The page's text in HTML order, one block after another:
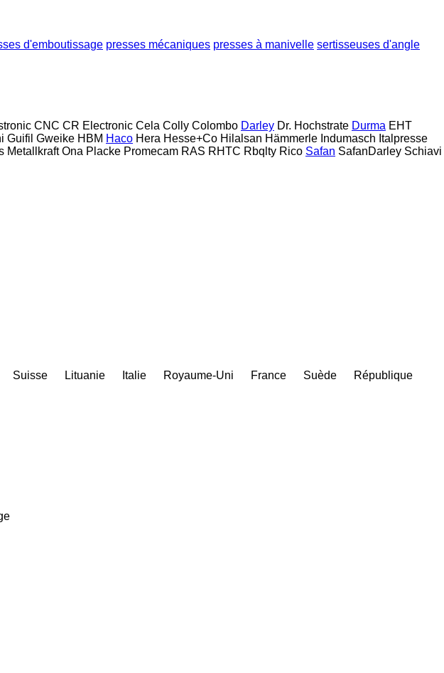
d'emboutissage presses mécaniques presses à manivelle sertisseuses d'angle
CNC CR Electronic Cela Colly Colombo Darley Dr. Hochstrate Durma EHT
Guifil Gweike HBM Haco Hera Hesse+Co Hilalsan Hämmerle Indumasch Italpresse
Metallkraft Ona Placke Promecam RAS RHTC Rbqlty Rico Safan SafanDarley Schiavi
Suisse Lituanie Italie Royaume-Uni France Suède
République